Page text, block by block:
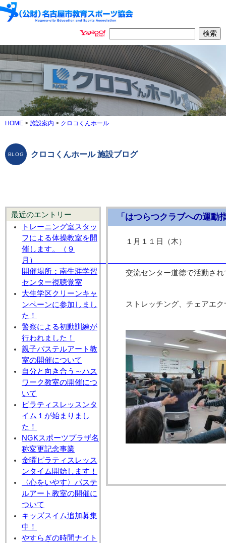
HOME > 施設案内 > クロコくんホール
クロコくんホール 施設ブログ
最近のエントリー
トレーニング室スタッ
フによる体操教室を開
催します。（９
月
開催場所：南生涯学習
センター視聴覚室
大生学区クリーンキャ
ンペーンに参加しまし
た！
警察による初動訓練が
行われました！
親子パステルアート教
室の開催について
自分と向き合う～ハス
ワーク教室の開催につ
いて
ピラティスレッスンタ
イム１が始まりまし
た！
NGKスポーツプラザ名
称変更記念事業
金曜ピラティスレッス
ンタイム開始します！
〈心をいやす〉パステ
ルアート教室の開催に
ついて
キッズスイム追加募集
中！
やすらぎの時間ナイト
「はつらつクラブへの運動
１月１１日（木）
交流センター道徳で活動さ
ストレッチング、チェアエ